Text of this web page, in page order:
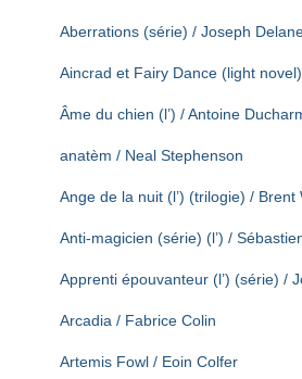
Aberrations (série) / Joseph
Aincrad et Fairy Dance (light novel)
Âme du chien (l’) / Antoine
anatèm / Neal Stephenson
Ange de la nuit (l’) (trilogie) / Brent
Anti-magicien (série) (l’) /
Apprenti épouvanteur (l’) (série) /
Arcadia / Fabrice Colin
Artemis Fowl / Eoin Colfer